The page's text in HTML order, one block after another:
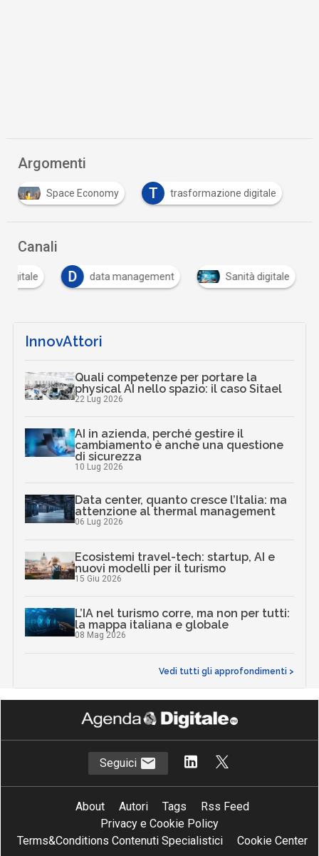
Argomenti
Space Economy T trasformazione digitale
Canali
digitale D data management Sanità digitale
InnovAttori
Quali competenze per portare la
physical AI nello spazio: il caso Sitael
22 Lug 2026
AI in azienda, perché gestire il
cambiamento è anche una questione
di sicurezza
10 Lug 2026
Data center, quanto cresce l’Italia: ma
attenzione al thermal management
06 Lug 2026
Ecosistemi travel-tech: startup, AI e
nuovi modelli per il turismo
15 Giu 2026
L’IA nel turismo corre, ma non per tutti:
la mappa italiana e globale
08 Mag 2026
Vedi tutti gli approfondimenti >
Seguici
About Autori Tags
Rss Feed
Privacy e Cookie Policy
Terms&Conditions Contenuti Specialistici
Cookie Center